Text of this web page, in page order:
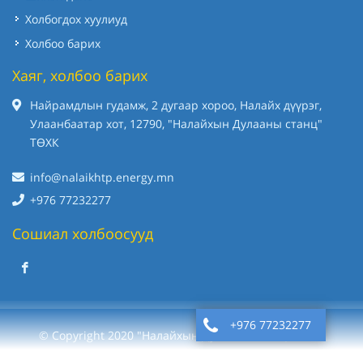
Холбогдох хуулиуд
Холбоо барих
Хаяг, холбоо барих
Найрамдлын гудамж, 2 дугаар хороо, Налайх дүүрэг,
Улаанбаатар хот, 12790, "Налайхын Дулааны станц"
ТӨХК
info@nalaikhtp.energy.mn
+976 77232277
Сошиал холбоосууд
© Copyright 2020 "Налайхын Дулааны станц" ТӨХК
+976 77232277